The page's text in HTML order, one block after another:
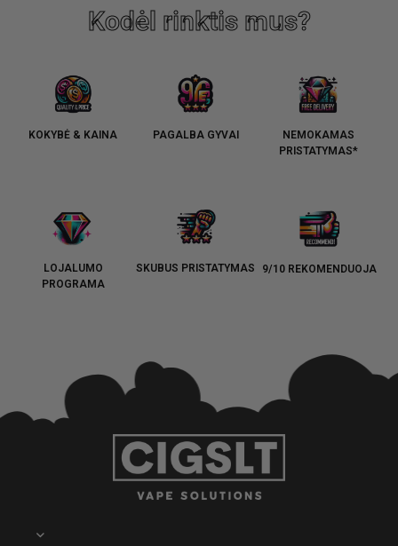
Kodėl rinktis mus?
KOKYBĖ & KAINA PAGALBA GYVAI
NEMOKAMAS
PRISTATYMAS*
LOJALUMO
PROGRAMA
SKUBUS PRISTATYMAS 9/10 REKOMENDUOJA